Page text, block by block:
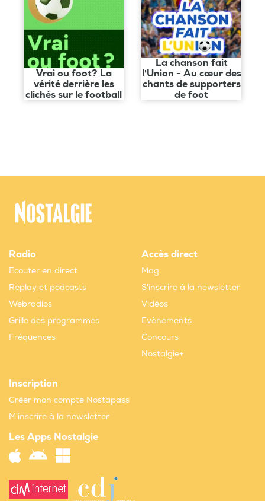
Vrai ou foot? La
vérité derrière les
clichés sur le football
La chanson fait
l'Union - Au cœur des
chants de supporters
de foot
Radio
Ecouter en direct
Replay et podcasts
Webradios
Grille des programmes
Fréquences
Accès direct
Mag
S'inscrire à la newsletter
Vidéos
Evènements
Concours
Nostalgie+
Inscription
Créer mon compte Nostapass
M'inscrire à la newsletter
Les Apps Nostalgie